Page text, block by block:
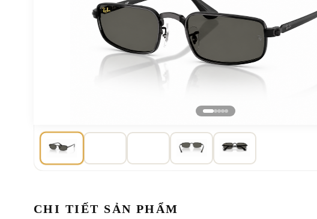
CHI TIẾT SẢN PHẨM